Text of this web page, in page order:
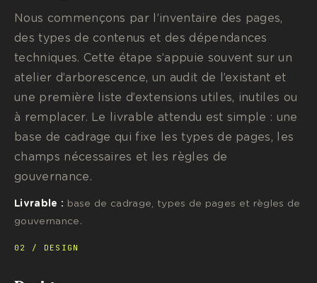
Nous commençons par l’inventaire des pages,
des types de contenus et des dépendances
techniques. Cette étape s’appuie souvent sur un
atelier d’arborescence, un audit de l’existant et
une première liste d’extensions utiles, inutiles ou
à remplacer. Le livrable attendu est simple : une
base de cadrage qui fixe les types de pages, les
champs nécessaires et les règles de
gouvernance.
Livrable : base de cadrage, types de pages et règles de
gouvernance.
02 / DESIGN